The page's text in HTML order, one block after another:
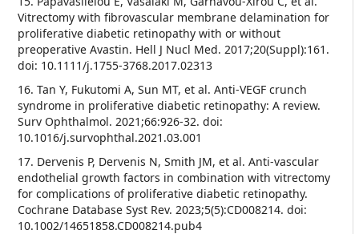
Vitrectomy with fibrovascular membrane delamination for
proliferative diabetic retinopathy with or without
preoperative Avastin. Hell J Nucl Med. 2017;20(Suppl):161.
doi: 10.1111/j.1755-3768.2017.02313
16. Tan Y, Fukutomi A, Sun MT, et al. Anti-VEGF crunch
syndrome in proliferative diabetic retinopathy: A review.
Surv Ophthalmol. 2021;66:926-32. doi:
10.1016/j.survophthal.2021.03.001
17. Dervenis P, Dervenis N, Smith JM, et al. Anti-vascular
endothelial growth factors in combination with vitrectomy
for complications of proliferative diabetic retinopathy.
Cochrane Database Syst Rev. 2023;5(5):CD008214. doi:
10.1002/14651858.CD008214.pub4